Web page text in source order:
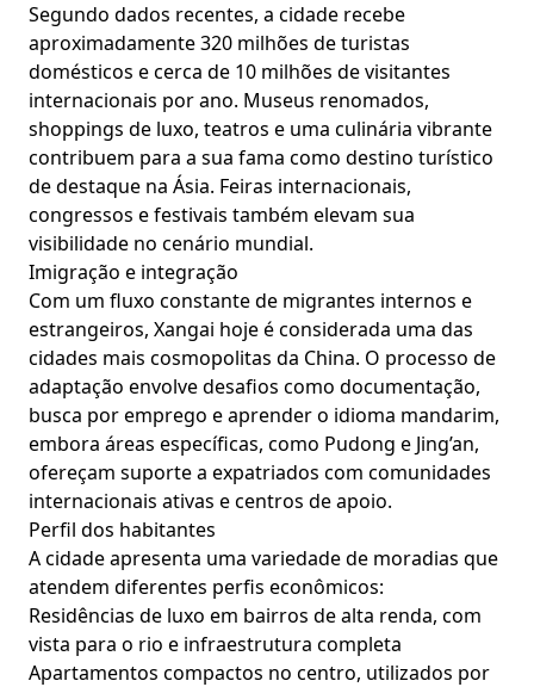
Segundo dados recentes, a cidade recebe
aproximadamente 320 milhões de turistas
domésticos e cerca de 10 milhões de visitantes
internacionais por ano. Museus renomados,
shoppings de luxo, teatros e uma culinária vibrante
contribuem para a sua fama como destino turístico
de destaque na Ásia. Feiras internacionais,
congressos e festivais também elevam sua
visibilidade no cenário mundial.
Imigração e integração
Com um fluxo constante de migrantes internos e
estrangeiros, Xangai hoje é considerada uma das
cidades mais cosmopolitas da China. O processo de
adaptação envolve desafios como documentação,
busca por emprego e aprender o idioma mandarim,
embora áreas específicas, como Pudong e Jing’an,
ofereçam suporte a expatriados com comunidades
internacionais ativas e centros de apoio.
Perfil dos habitantes
A cidade apresenta uma variedade de moradias que
atendem diferentes perfis econômicos:
Residências de luxo em bairros de alta renda, com
vista para o rio e infraestrutura completa
Apartamentos compactos no centro, utilizados por